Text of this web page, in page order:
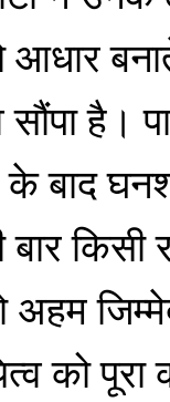
आधार
है।
के बाद
किसी
को